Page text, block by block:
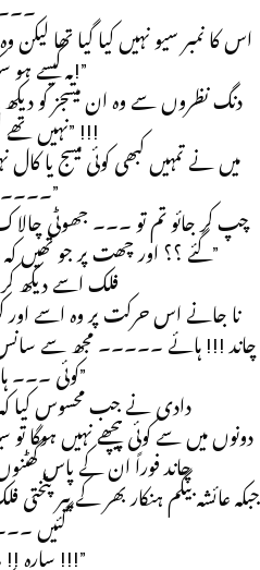
اس کا نمبر سیو نہیں کیا گیا تھا
“یہ کیسے ہو سکتا ہے!”
دنگ نظروں سے وہ ان میسجز کو دیکھ
نہیں تھے لیکن “تھے” !!!
۔۔۔۔۔۔”
گئے ؟؟ اور چھت پر جو تھیں کہ دو کے وہ بھی تم نہیں تھیں”
فلک اسے دیکھ
نا جانے اس حرکت پر وہ اسے اور
کوئی ۔۔۔ ہائے اللہ”
دادی نے جب محسوس کیا کہ
دونوں میں سے کوئی پیچھے نہیں ہوگا
چاند فوراً ان کے پاس
جبکہ عائشہ بیگم ہنکار بھر کے پیر
گئیں
“سارہ !! پانی لائو !!!”